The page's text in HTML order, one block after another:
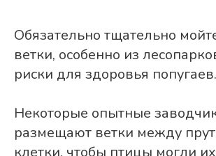
Обязательно тщательно
ветки, особенно из
риски для здоровья попугаев.
Некоторые опытные
размещают ветки между